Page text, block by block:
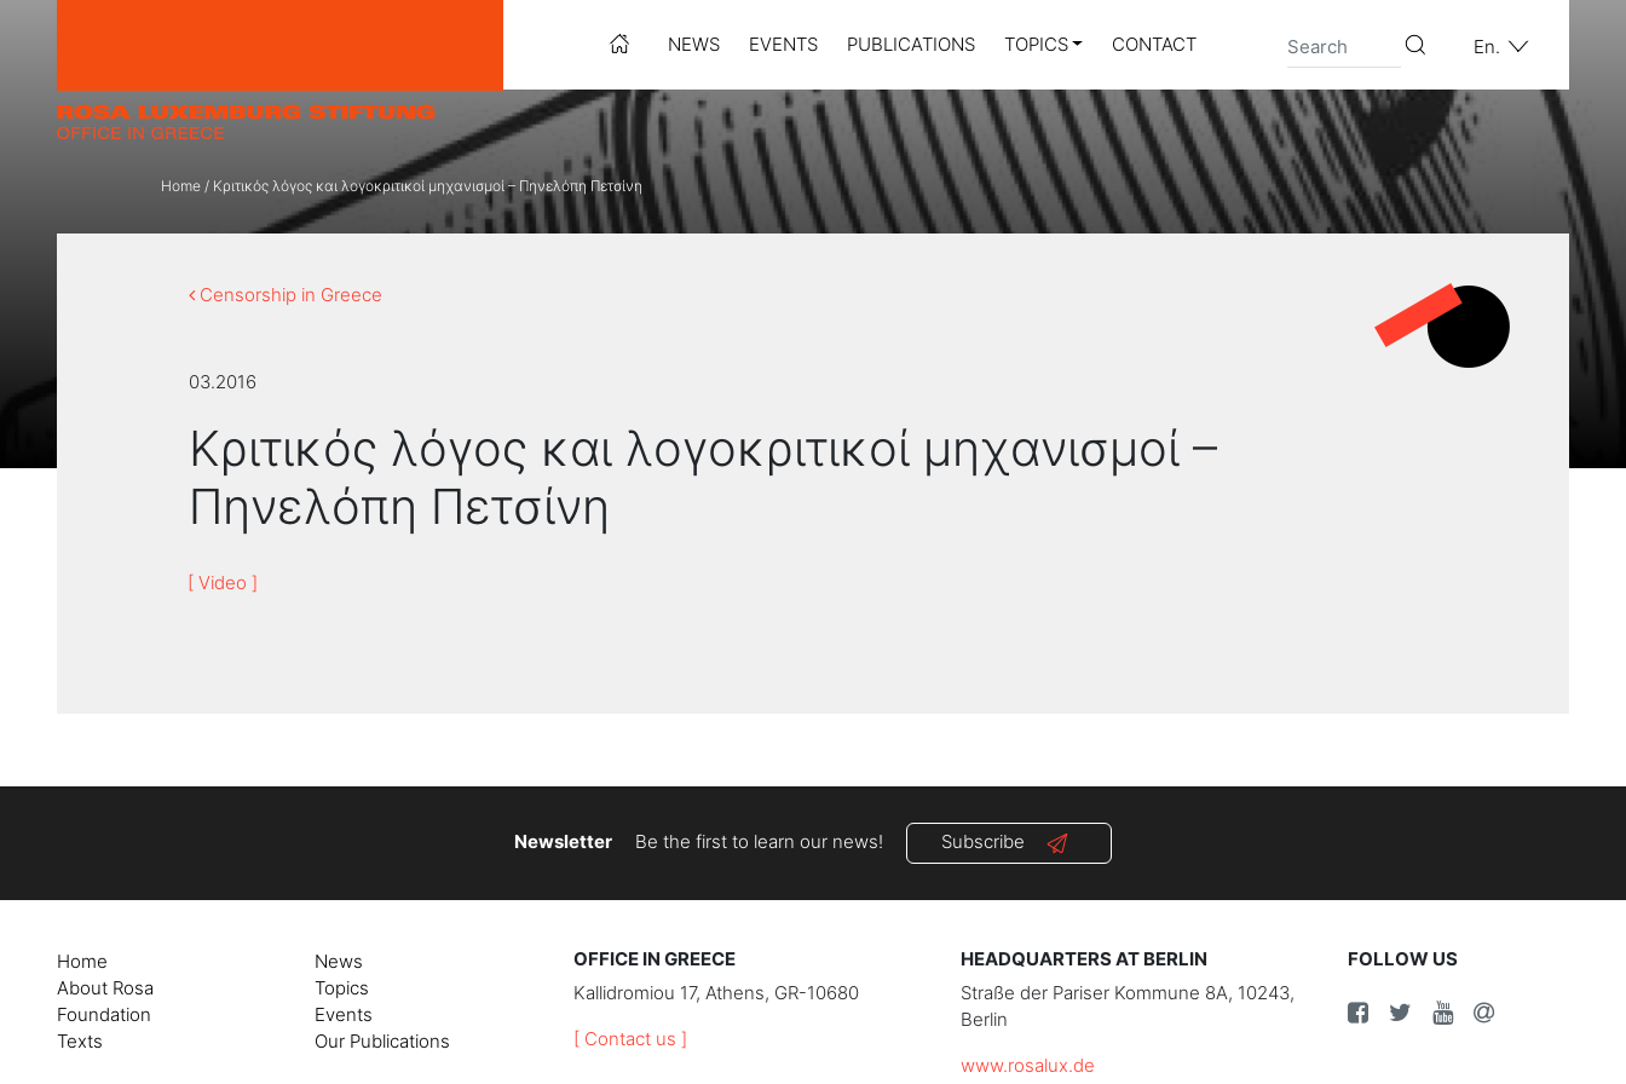
NEWS
EVENTS PUBLICATIONS TOPICS CONTACT En.
Home / Κριτικός λόγος και λογοκριτικοί μηχανισμοί – Πηνελόπη Πετσίνη
Censorship in Greece
03.2016
Κριτικός λόγος και λογοκριτικοί μηχανισμοί –
Πηνελόπη Πετσίνη
[ Video ]
Newsletter Be the first to learn our news! Subscribe
Home
About Rosa
Foundation
Texts
News
Topics
Events
Our Publications
OFFICE IN GREECE
Kallidromiou 17, Athens, GR-10680
[ Contact us ]
HEADQUARTERS AT BERLIN
Straße der Pariser Kommune 8A, 10243,
Berlin
www.rosalux.de
FOLLOW US